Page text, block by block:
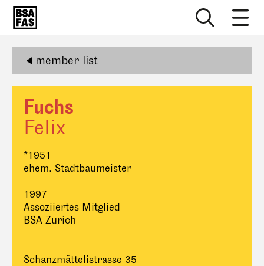
member list
Fuchs
Felix
*1951
ehem. Stadtbaumeister
1997
Assoziiertes Mitglied
BSA Zürich
Schanzmättelistrasse 35